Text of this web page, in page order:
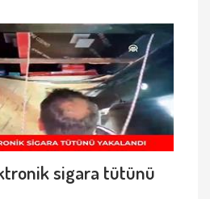
sigara tütünü